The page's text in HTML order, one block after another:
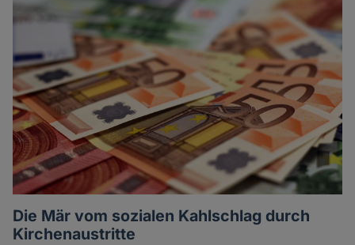
Die Mär vom sozialen Kahlschlag durch
Kirchenaustritte